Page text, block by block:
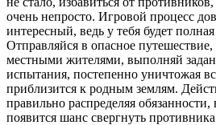
очень непросто. Игровой процесс
интересный, ведь у тебя будет
Отправляйся в опасное путешествие,
местными жителями, выполняй
испытания, постепенно уничтожая
приблизится к родным землям.
правильно распределяя обязанности,
появится шанс свергнуть